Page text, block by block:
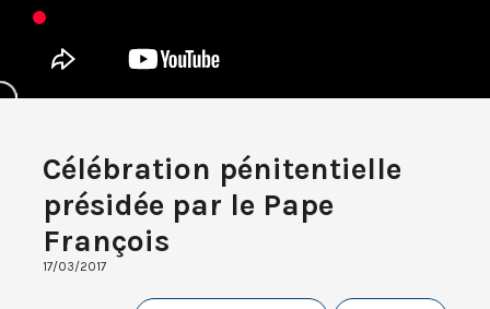
Célébration pénitentielle
présidée par le Pape
François
17/03/2017